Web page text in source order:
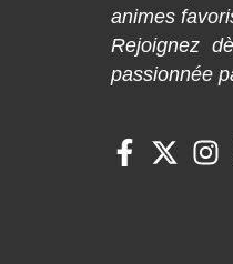
animes
Rejoignez
passionnée